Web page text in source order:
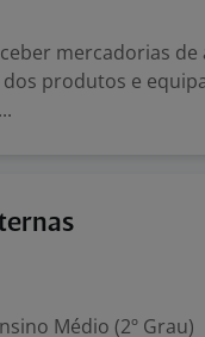
mercadorias de
produtos e
Médio (2º Grau)